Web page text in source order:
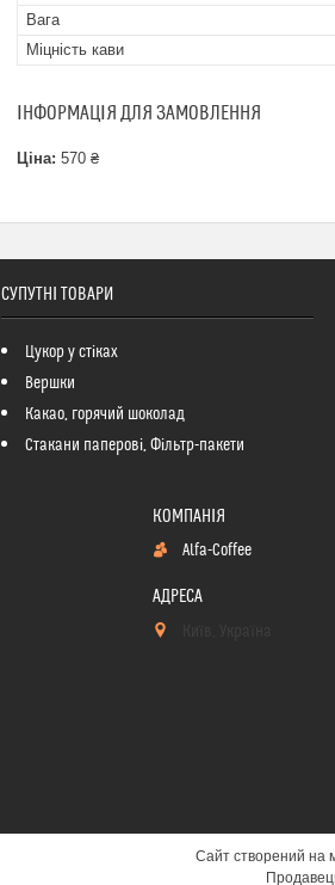
Вага
Міцність кави
ІНФОРМАЦІЯ ДЛЯ ЗАМОВЛЕННЯ
Ціна: 570 ₴
СУПУТНІ ТОВАРИ
Цукор у стіках
Вершки
Какао, горячий шоколад
Стакани паперові, Фільтр-пакети
Alfa-Coffee
Сайт створений на